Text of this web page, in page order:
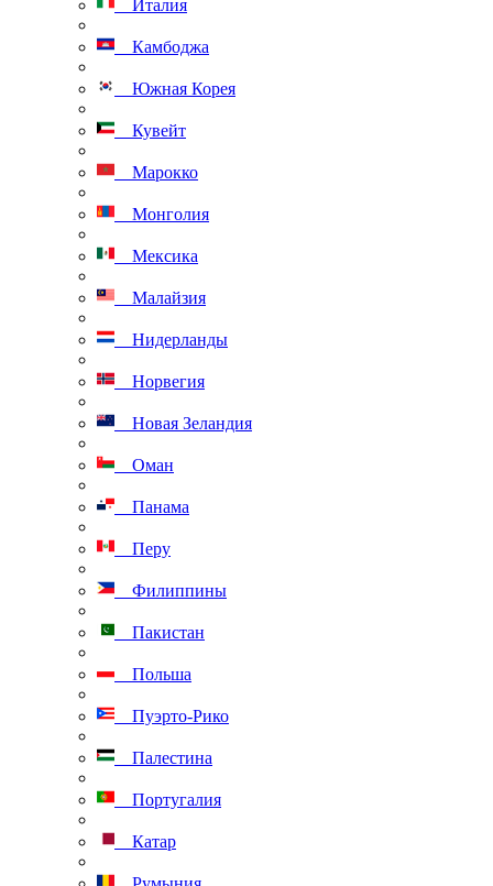
Италия
Камбоджа
Южная Корея
Кувейт
Марокко
Монголия
Мексика
Малайзия
Нидерланды
Норвегия
Новая Зеландия
Оман
Панама
Перу
Филиппины
Пакистан
Польша
Пуэрто-Рико
Палестина
Португалия
Катар